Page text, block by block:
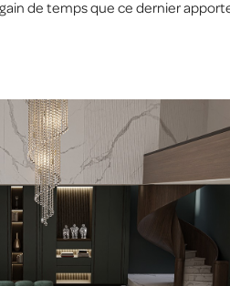
de temps que ce dernier